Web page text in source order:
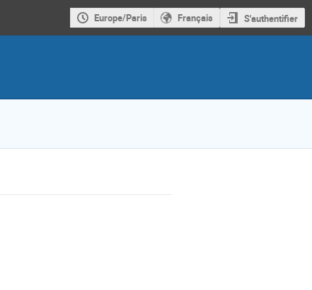
Europe/Paris Français S'authentifier